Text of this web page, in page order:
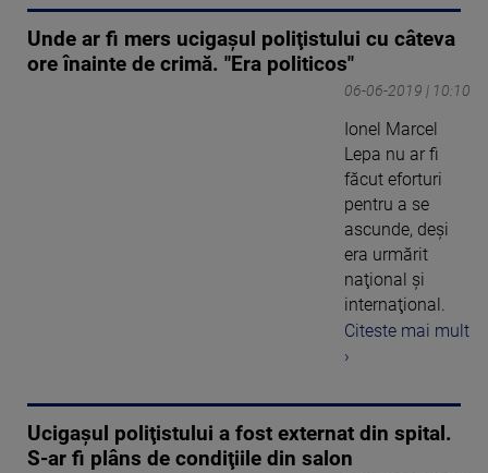
Unde ar fi mers ucigaşul poliţistului cu câteva
ore înainte de crimă. "Era politicos"
06-06-2019 | 10:10
Ionel Marcel
Lepa nu ar fi
făcut eforturi
pentru a se
ascunde, deşi
era urmărit
naţional şi
internaţional.
Citeste mai mult
›
Ucigaşul poliţistului a fost externat din spital.
S-ar fi plâns de condiţiile din salon